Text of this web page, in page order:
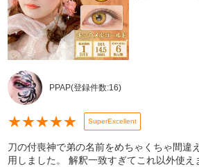
PPAP(登録件数:16)
★★★★★ SuperExcellent
刀の付喪神で弟の名前をめちゃくちゃ間違
用しました。 解釈一致すぎてこれ以外使